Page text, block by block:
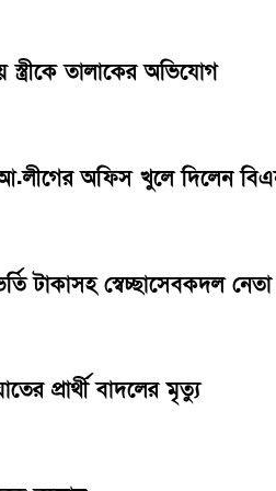
স্ত্রীকে তালাকের অভিযোগ
আ.লীগের অফিস খুলে দিলেন
টাকাসহ স্বেচ্ছাসেবকদল
প্রার্থী বাদলের মৃত্যু